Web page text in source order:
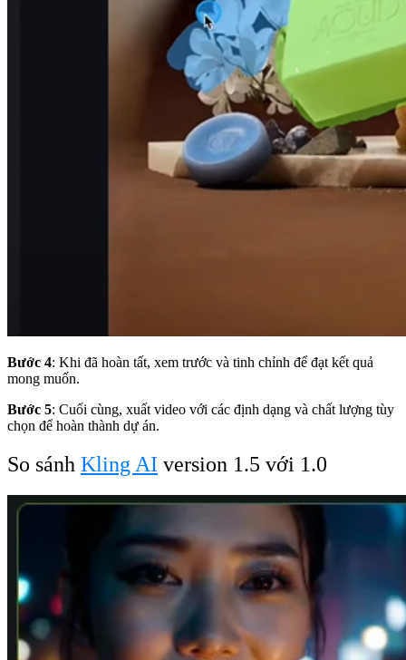
Bước 4: Khi đã hoàn tất, xem trước và tinh chỉnh để đạt kết quả
mong muốn.
Bước 5: Cuối cùng, xuất video với các định dạng và chất lượng tùy
chọn để hoàn thành dự án.
So sánh Kling AI version 1.5 với 1.0